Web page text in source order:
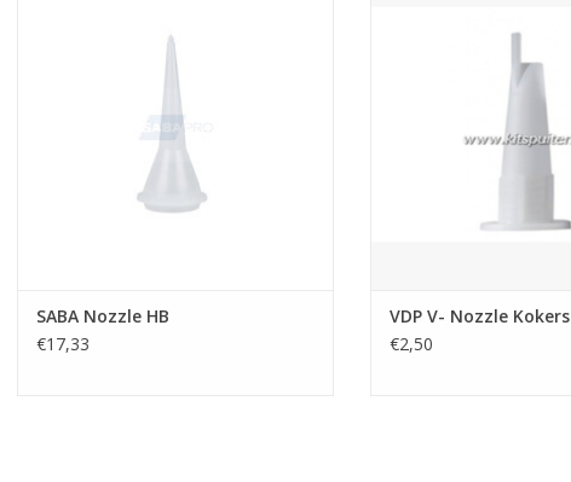
TOEVOEGEN AAN WINKELWAGEN
SABA Nozzle HB
€17,33
VDP V- Nozzle Kokers
€2,50